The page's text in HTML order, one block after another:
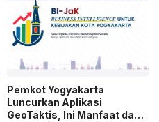
Pemkot Yogyakarta
Luncurkan Aplikasi
GeoTaktis, Ini Manfaat dan